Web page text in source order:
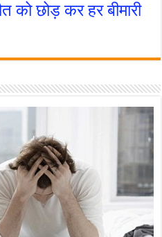
छोड़ कर हर बीमारी